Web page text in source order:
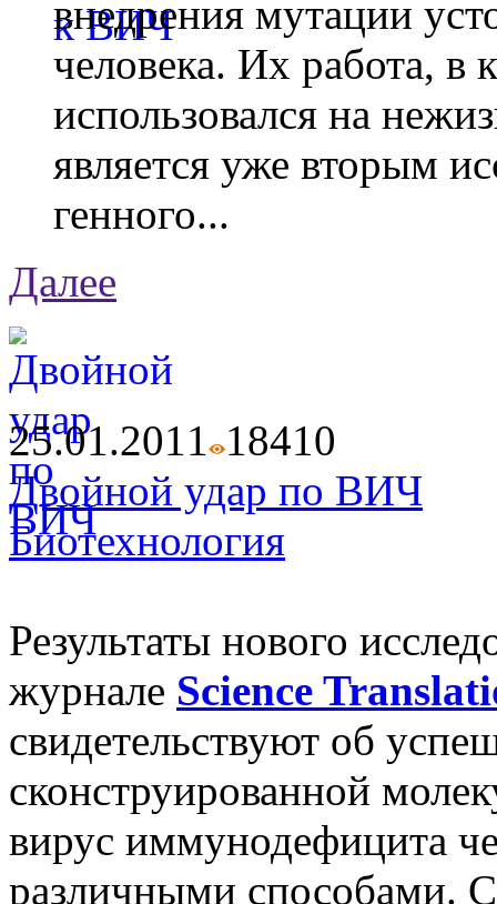
внедрения мутации
человека. Их работа, в
использовался на
является уже вторым
генного...
Далее
25.01.2011 18410
Двойной удар по ВИЧ
Биотехнология
Результаты нового
журнале Science
свидетельствуют об
сконструированной
вирус иммунодефицита
различными способами.